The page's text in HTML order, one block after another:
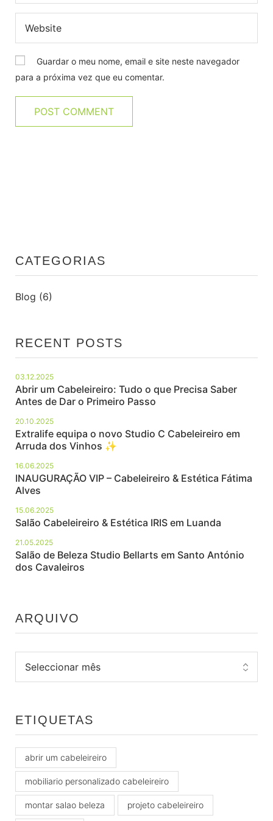
Guardar o meu nome, email e site neste navegador
para a próxima vez que eu comentar.
CATEGORIAS
Blog (6)
RECENT POSTS
Abrir um Cabeleireiro: Tudo o que Precisa Saber
Antes de Dar o Primeiro Passo
03.12.2025
Extralife equipa o novo Studio C Cabeleireiro em
Arruda dos Vinhos ✨
20.10.2025
INAUGURAÇÃO VIP – Cabeleireiro & Estética Fátima
Alves
16.06.2025
Salão Cabeleireiro & Estética IRIS em Luanda
15.06.2025
Salão de Beleza Studio Bellarts em Santo António
dos Cavaleiros
21.05.2025
ARQUIVO
ETIQUETAS
abrir um cabeleireiro
mobiliario personalizado cabeleireiro
montar salao beleza projeto cabeleireiro